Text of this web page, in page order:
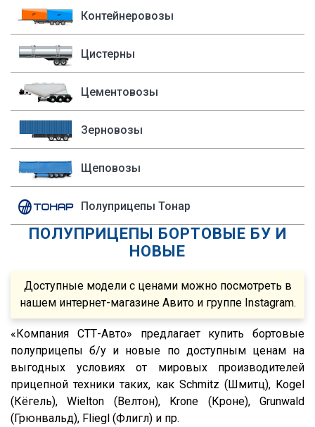
Bonum
Cobo
Fruehauf
Sacim
Shacman (Shaanxi)
OMSP
OMT
Grappar
Magyar
Menci
FTS
Штурман Кредо
МТЗ
ХТЗ
Meusburger
Feldbinder
ГАЗ
1996
1995
1994
1993
1992
1991
1990
P280
P340
P400
P440
R
R420
R440
R450
S500
FH12
FH13
FMX
FM
FM9.380
TGS
Контейнеровозы
Цистерны
Цементовозы
Зерновозы
Щеповозы
Полуприцепы Тонар
ПОЛУПРИЦЕПЫ БОРТОВЫЕ БУ И
НОВЫЕ
Доступные модели с ценами можно посмотреть в
нашем интернет-магазине Авито и группе Instagram.
«Компания СТТ-Авто» предлагает купить бортовые
полуприцепы б/у и новые по доступным ценам на
выгодных условиях от мировых производителей
прицепной техники таких, как Schmitz (Шмитц), Kogel
(Кёгель), Wielton (Велтон), Krone (Кроне), Grunwald
(Грюнвальд), Fliegl (Флигл) и пр.